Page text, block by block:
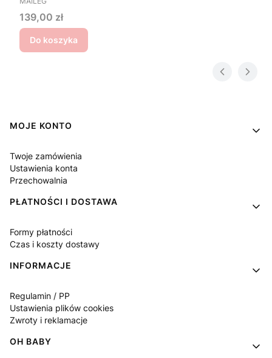
Cena
139,00 zł
Do koszyka
Linki w stopce
MOJE KONTO
Twoje zamówienia
Ustawienia konta
Przechowalnia
PŁATNOŚCI I DOSTAWA
Formy płatności
Czas i koszty dostawy
INFORMACJE
Regulamin / PP
Ustawienia plików cookies
Zwroty i reklamacje
OH BABY